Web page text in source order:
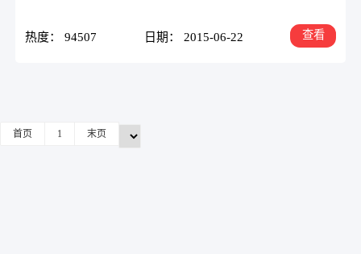
热度： 94507 日期： 2015-06-22 查看
首页 1 末页